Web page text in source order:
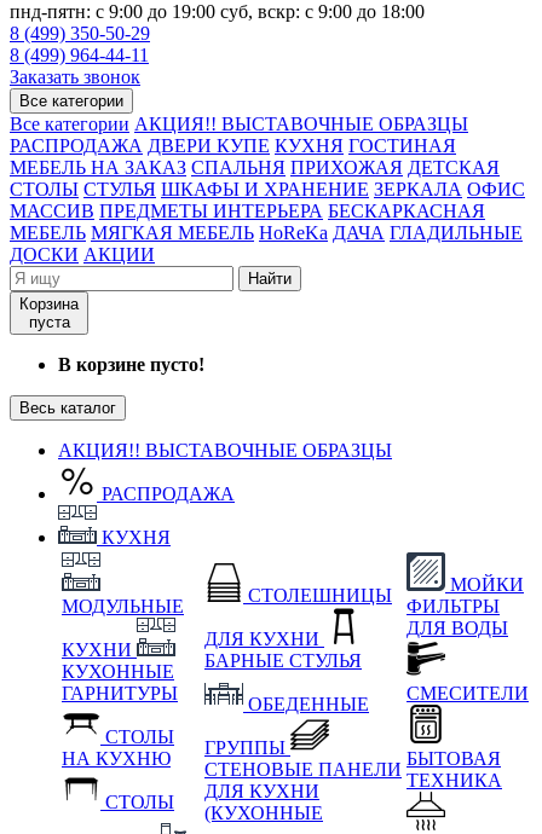
пнд-пятн: с 9:00 до 19:00 суб, вскр: с 9:00 до 18:00
8 (499) 350-50-29
8 (499) 964-44-11
Заказать звонок
Все категории
Все категории АКЦИЯ!! ВЫСТАВОЧНЫЕ ОБРАЗЦЫ
РАСПРОДАЖА ДВЕРИ КУПЕ КУХНЯ ГОСТИНАЯ
МЕБЕЛЬ НА ЗАКАЗ СПАЛЬНЯ ПРИХОЖАЯ ДЕТСКАЯ
СТОЛЫ СТУЛЬЯ ШКАФЫ И ХРАНЕНИЕ ЗЕРКАЛА ОФИС
МАССИВ ПРЕДМЕТЫ ИНТЕРЬЕРА БЕСКАРКАСНАЯ
МЕБЕЛЬ МЯГКАЯ МЕБЕЛЬ HoReKa ДАЧА ГЛАДИЛЬНЫЕ
ДОСКИ АКЦИИ
Найти
Корзина
пуста
В корзине пусто!
Весь каталог
АКЦИЯ!! ВЫСТАВОЧНЫЕ ОБРАЗЦЫ
РАСПРОДАЖА
КУХНЯ
МОДУЛЬНЫЕ
КУХНИ
КУХОННЫЕ
ГАРНИТУРЫ
СТОЛЫ
НА КУХНЮ
СТОЛЫ
СТОЛЕШНИЦЫ
ДЛЯ КУХНИ
БАРНЫЕ СТУЛЬЯ
ОБЕДЕННЫЕ
ГРУППЫ
СТЕНОВЫЕ ПАНЕЛИ
ДЛЯ КУХНИ
(КУХОННЫЕ
МОЙКИ
ФИЛЬТРЫ
ДЛЯ ВОДЫ
СМЕСИТЕЛИ
БЫТОВАЯ
ТЕХНИКА